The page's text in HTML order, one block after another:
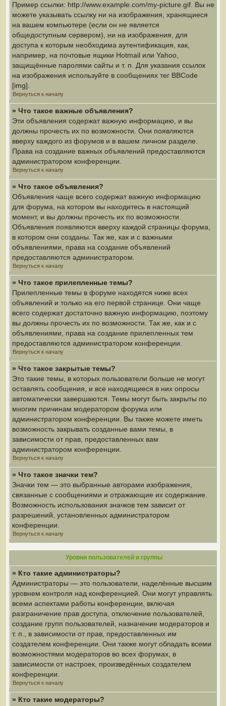
Пример ссылки: http://www.example.com/my-picture.gif. Вы не
можете указывать ссылку ни на изображения, хранящиеся
на вашем компьютере (если он не является
общедоступным сервером), ни на изображения, для
доступа к которым необходима аутентификация, как,
например, на почтовые ящики Hotmail или Yahoo,
защищённые паролями сайты и т. п. Для указания ссылок
на изображения используйте в сообщениях тег BBCode
[img].
Вернуться к началу
» Что такое важные объявления?
Эти объявления содержат важную информацию, и вы
должны прочесть их по возможности. Они появляются
вверху каждого из форумов и в вашем личном разделе.
Права на создание важных объявлений предоставляются
администратором конференции.
Вернуться к началу
» Что такое объявления?
Объявления чаще всего содержат важную информацию
для форума, на котором вы находитесь в настоящий
момент, и вы должны прочесть их по возможности.
Объявления появляются вверху каждой страницы форума,
в котором они созданы. Так же, как и с важными
объявлениями, права на создание объявлений
предоставляются администратором.
Вернуться к началу
» Что такое прилепленные темы?
Прилепленные темы в форуме находятся ниже всех
объявлений и только на его первой странице. Они чаще
всего содержат достаточно важную информацию, поэтому
вы должны прочесть их по возможности. Так же, как и с
объявлениями, права на создание прилепленных тем
предоставляются администратором конференции.
Вернуться к началу
» Что такое закрытые темы?
Это такие темы, в которых пользователи больше не могут
оставлять сообщения, и все находящиеся в них опросы
автоматически завершаются. Темы могут быть закрыты по
многим причинам модератором форума или
администратором конференции. Вы также можете иметь
возможность закрывать созданные вами темы, в
зависимости от прав, предоставленных вам
администратором конференции.
Вернуться к началу
» Что такое значки тем?
Значки тем — это выбранные авторами изображения,
связанные с сообщениями и отражающие их содержание.
Возможность использования значков тем зависит от
разрешений, установленных администратором
конференции.
Вернуться к началу
Уровни пользователей и группы
» Кто такие администраторы?
Администраторы — это пользователи, наделённые высшим
уровнем контроля над конференцией. Они могут управлять
всеми аспектами работы конференции, включая
разграничение прав доступа, отключение пользователей,
создание групп пользователей, назначение модераторов и
т. п., в зависимости от прав, предоставленных им
создателем конференции. Они также могут обладать всеми
возможностями модераторов во всех форумах, в
зависимости от настроек, произведённых создателем
конференции.
Вернуться к началу
» Кто такие модераторы?